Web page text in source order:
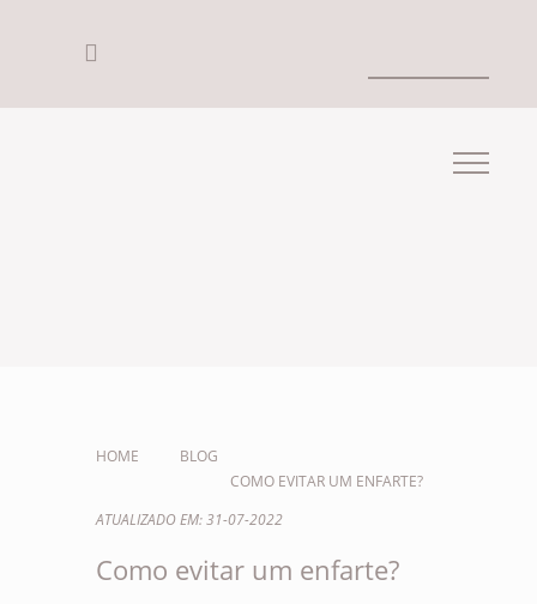
HOME
BLOG
COMO EVITAR UM ENFARTE?
ATUALIZADO EM: 31-07-2022
Como evitar um enfarte?